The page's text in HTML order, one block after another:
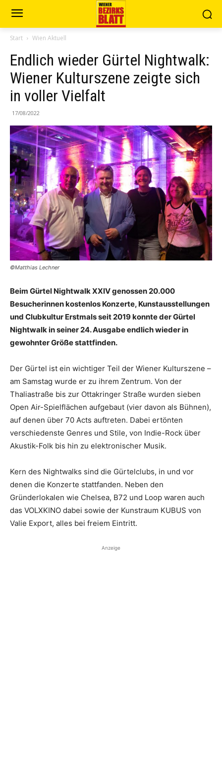
Start Wien Aktuell
Endlich wieder Gürtel Nightwalk:
Wiener Kulturszene zeigte sich
in voller Vielfalt
17/08/2022
©Matthias Lechner
Beim Gürtel Nightwalk XXIV genossen 20.000
Besucherinnen kostenlos Konzerte, Kunstausstellungen
und Clubkultur Erstmals seit 2019 konnte der Gürtel
Nightwalk in seiner 24. Ausgabe endlich wieder in
gewohnter Größe stattfinden.
Der Gürtel ist ein wichtiger Teil der Wiener Kulturszene –
am Samstag wurde er zu ihrem Zentrum. Von der
Thaliastraße bis zur Ottakringer Straße wurden sieben
Open Air-Spielflächen aufgebaut (vier davon als Bühnen),
auf denen über 70 Acts auftreten. Dabei ertönten
verschiedenste Genres und Stile, von Indie-Rock über
Akustik-Folk bis hin zu elektronischer Musik.
Kern des Nightwalks sind die Gürtelclubs, in und vor
denen die Konzerte stattfanden. Neben den
Gründerlokalen wie Chelsea, B72 und Loop waren auch
das VOLXKINO dabei sowie der Kunstraum KUBUS von
Valie Export, alles bei freiem Eintritt.
Anzeige